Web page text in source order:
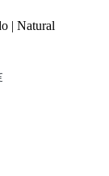
| Natural